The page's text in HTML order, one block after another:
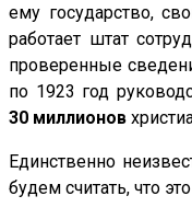
ему государство,
работает штат
проверенные
по 1923 год
30 миллионов
Единственно
будем считать, что